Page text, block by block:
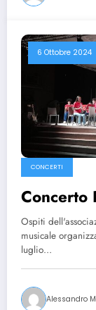
6 Ottobre 2024
CONCERTI
Concerto
Ospiti
musicale
luglio…
Alessandro